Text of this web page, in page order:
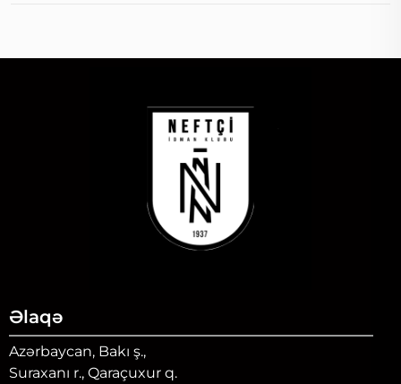
Əlaqə
Azərbaycan, Bakı ş.,
Suraxanı r., Qaraçuxur q.